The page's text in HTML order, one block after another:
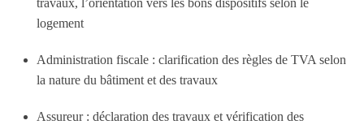
travaux, l’orientation vers les bons dispositifs selon le
logement
Administration fiscale : clarification des règles de TVA selon
la nature du bâtiment et des travaux
Assureur : déclaration des travaux et vérification des